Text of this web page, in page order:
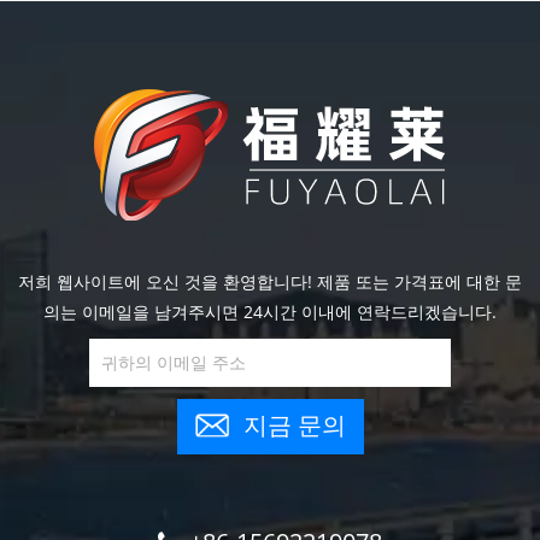
저희 웹사이트에 오신 것을 환영합니다! 제품 또는 가격표에 대한 문
의는 이메일을 남겨주시면 24시간 이내에 연락드리겠습니다.
지금 문의